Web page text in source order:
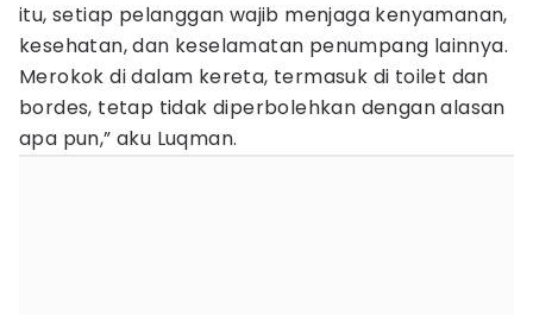
itu, setiap pelanggan wajib menjaga kenyamanan,
kesehatan, dan keselamatan penumpang lainnya.
Merokok di dalam kereta, termasuk di toilet dan
bordes, tetap tidak diperbolehkan dengan alasan
apa pun,” aku Luqman.